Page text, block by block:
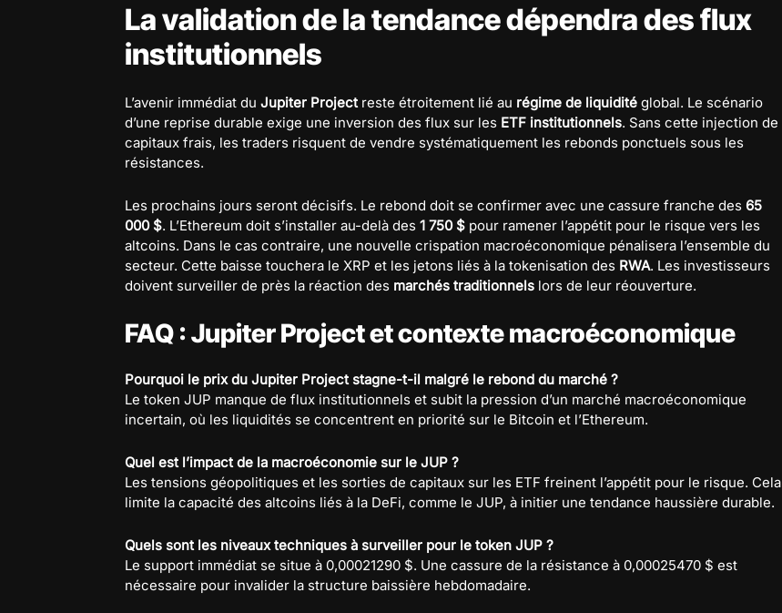
La validation de la tendance dépendra des flux
institutionnels
L’avenir immédiat du Jupiter Project reste étroitement lié au régime de liquidité global. Le scénario
d’une reprise durable exige une inversion des flux sur les ETF institutionnels. Sans cette injection de
capitaux frais, les traders risquent de vendre systématiquement les rebonds ponctuels sous les
résistances.
Les prochains jours seront décisifs. Le rebond doit se confirmer avec une cassure franche des 65
000 $. L’Ethereum doit s’installer au-delà des 1 750 $ pour ramener l’appétit pour le risque vers les
altcoins. Dans le cas contraire, une nouvelle crispation macroéconomique pénalisera l’ensemble du
secteur. Cette baisse touchera le XRP et les jetons liés à la tokenisation des RWA. Les investisseurs
doivent surveiller de près la réaction des marchés traditionnels lors de leur réouverture.
FAQ : Jupiter Project et contexte macroéconomique
Pourquoi le prix du Jupiter Project stagne-t-il malgré le rebond du marché ?
Le token JUP manque de flux institutionnels et subit la pression d’un marché macroéconomique
incertain, où les liquidités se concentrent en priorité sur le Bitcoin et l’Ethereum.
Quel est l’impact de la macroéconomie sur le JUP ?
Les tensions géopolitiques et les sorties de capitaux sur les ETF freinent l’appétit pour le risque. Cela
limite la capacité des altcoins liés à la DeFi, comme le JUP, à initier une tendance haussière durable.
Quels sont les niveaux techniques à surveiller pour le token JUP ?
Le support immédiat se situe à 0,00021290 $. Une cassure de la résistance à 0,00025470 $ est
nécessaire pour invalider la structure baissière hebdomadaire.